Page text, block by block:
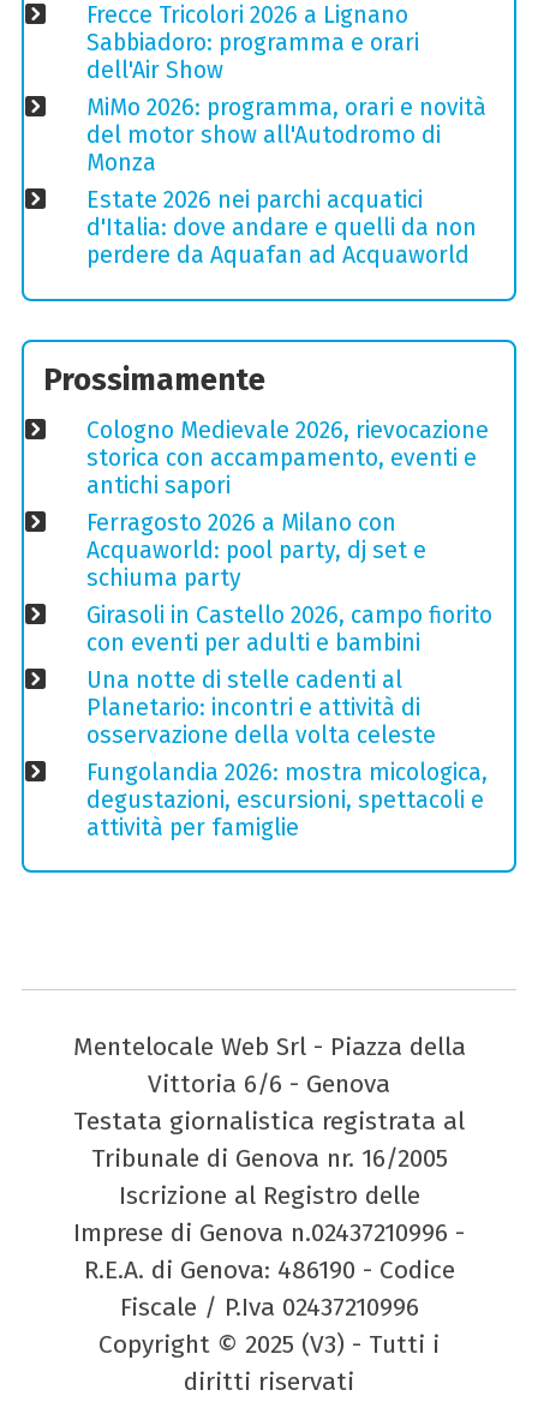
Frecce Tricolori 2026 a Lignano
Sabbiadoro: programma e orari
dell'Air Show
MiMo 2026: programma, orari e novità
del motor show all'Autodromo di
Monza
Estate 2026 nei parchi acquatici
d'Italia: dove andare e quelli da non
perdere da Aquafan ad Acquaworld
Prossimamente
Cologno Medievale 2026, rievocazione
storica con accampamento, eventi e
antichi sapori
Ferragosto 2026 a Milano con
Acquaworld: pool party, dj set e
schiuma party
Girasoli in Castello 2026, campo fiorito
con eventi per adulti e bambini
Una notte di stelle cadenti al
Planetario: incontri e attività di
osservazione della volta celeste
Fungolandia 2026: mostra micologica,
degustazioni, escursioni, spettacoli e
attività per famiglie
Mentelocale Web Srl - Piazza della
Vittoria 6/6 - Genova
Testata giornalistica registrata al
Tribunale di Genova nr. 16/2005
Iscrizione al Registro delle
Imprese di Genova n.02437210996 -
R.E.A. di Genova: 486190 - Codice
Fiscale / P.Iva 02437210996
Copyright © 2025 (V3) - Tutti i
diritti riservati